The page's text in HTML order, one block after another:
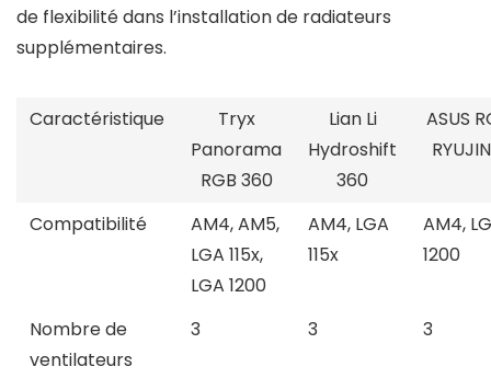
de flexibilité dans l’installation de radiateurs
supplémentaires.
Caractéristique
Tryx
Panorama
RGB 360
Lian Li
Hydroshift
360
ASUS
Compatibilité
AM4, AM5,
LGA 115x,
LGA 1200
AM4, LGA
115x
AM4,
1200
Nombre de
ventilateurs
3 3 3